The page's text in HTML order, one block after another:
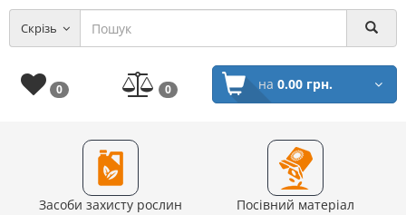
Скрізь
0 0 на 0.00 грн.
Засоби захисту рослин Посівний матеріал